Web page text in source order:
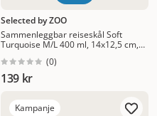
Selected by ZOO
Sammenleggbar reiseskål Soft
Turquoise M/L 400 ml, 14x12,5 cm,
(0)
139 kr
Kampanje